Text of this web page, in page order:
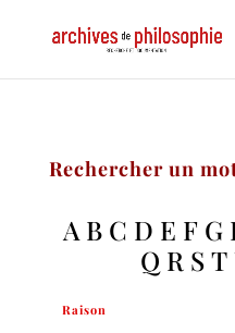
Rechercher un
A B C D E F G
Q R S T
Raison